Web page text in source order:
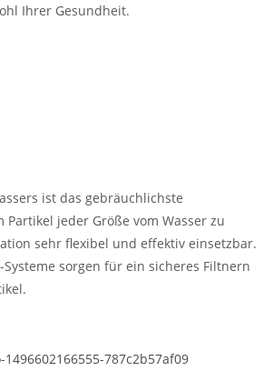
Ihrer Gesundheit.
ist das gebräuchlichste
Partikel jeder Größe vom Wasser zu
sehr flexibel und effektiv einsetzbar.
sorgen für ein sicheres Filtnern